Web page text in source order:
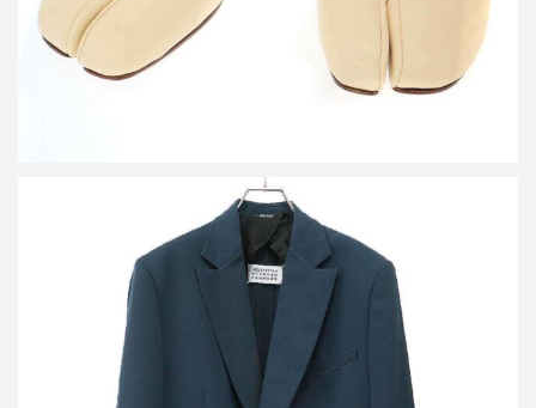
メゾン マルジェラ 19SS 1Bテーラードジャケット S51BN0333
S49189